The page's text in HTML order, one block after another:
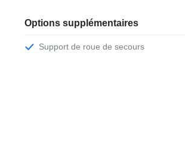
Options supplémentaires
Support de roue de secours